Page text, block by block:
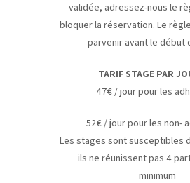
validée, adressez-nous le
bloquer la réservation. Le
parvenir avant le début
TARIF STAGE PAR
47€ / jour pour les
52€ / jour pour les non-
Les stages sont susceptibles
ils ne réunissent pas 4
minimum